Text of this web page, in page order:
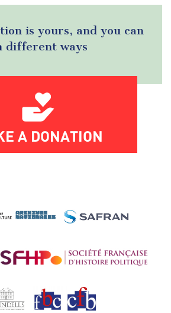
is yours, and you can
different ways
A DONATION